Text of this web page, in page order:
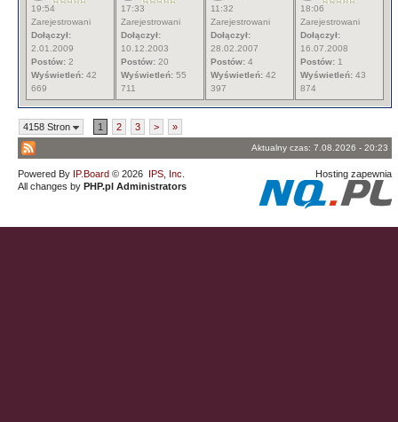
19:54
Zarejestrowani
Dołączył:
2.01.2009
Postów: 2
Wyświetleń: 42
669
17:33
Zarejestrowani
Dołączył:
10.12.2003
Postów: 20
Wyświetleń: 55
711
11:32
Zarejestrowani
Dołączył:
28.02.2007
Postów: 4
Wyświetleń: 42
397
18:06
Zarejestrowani
Dołączył:
16.07.2008
Postów: 1
Wyświetleń: 43
874
4158 Stron 1 2 3 > »
Aktualny czas: 7.08.2026 - 20:23
Powered By IP.Board © 2026 IPS, Inc
All changes by PHP.pl Administrators
Hosting zapewnia